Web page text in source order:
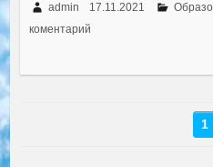
admin 17.11.2021
коментарий
1